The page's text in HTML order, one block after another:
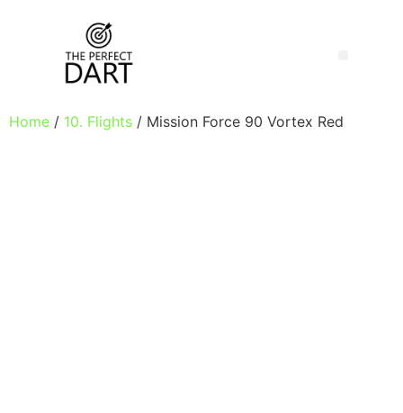
Home / 10. Flights / Mission Force 90 Vortex Red